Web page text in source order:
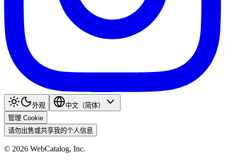
外观
中文（简体）
管理 Cookie
请勿出售或共享我的个人信息
© 2026 WebCatalog, Inc.